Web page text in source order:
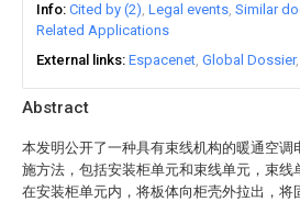
Abstract
本发明公开了一种具有束线机构的暖通空调
施方法，包括安装柜单元和束线单元，束线
在安装柜单元内，将板体向柜壳外拉出，将
Info Cited by (2) Legal events Similar
Related Applications
External links Espacenet Global Dossier